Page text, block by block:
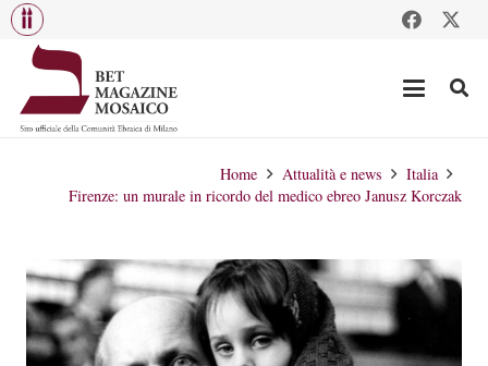
Home Attualità e news
Italia
Firenze: un murale in ricordo del medico ebreo Janusz Korczak